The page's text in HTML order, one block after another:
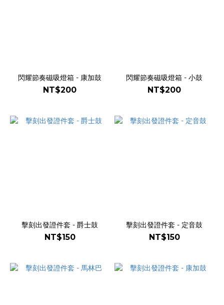
閃耀節奏磁吸燈箱 - 康加鼓
NT$200
閃耀節奏磁吸燈箱 - 小鼓
NT$200
擊刻出發證件套 - 爵士鼓
NT$150
擊刻出發證件套 - 定音鼓
NT$150